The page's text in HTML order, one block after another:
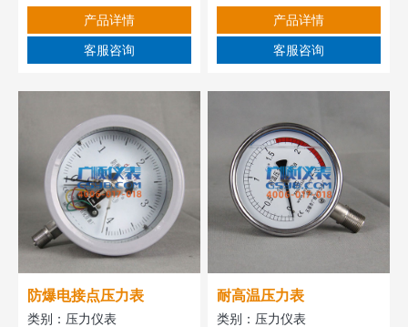
产品详情
客服咨询
产品详情
客服咨询
防爆电接点压力表
类别： 压力仪表
耐高温压力表
类别： 压力仪表